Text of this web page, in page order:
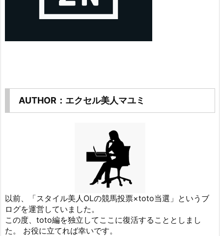
AUTHOR：エクセル美人マユミ
以前、「スタイル美人OLの競馬投票×toto当選」というブ
ログを運営していました。
この度、toto編を独立してここに復活することとしまし
た。 お役に立てれば幸いです。